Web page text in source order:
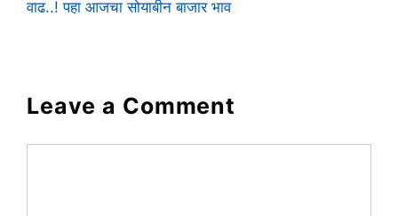
वाढ..! पहा आजचा सोयाबीन बाजार भाव
Leave a Comment